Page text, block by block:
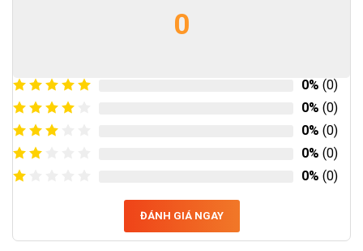
0
0% (0)
0% (0)
0% (0)
0% (0)
0% (0)
ĐÁNH GIÁ NGAY